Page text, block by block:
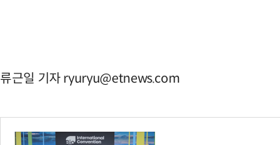
류근일 기자 ryuryu@etnews.com